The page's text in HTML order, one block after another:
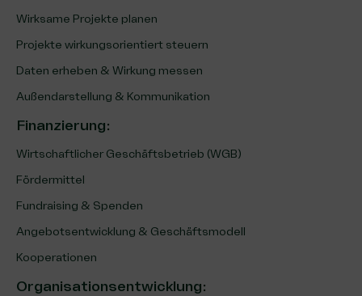
Wirksame Projekte planen
Projekte wirkungsorientiert steuern
Daten erheben & Wirkung messen
Außendarstellung & Kommunikation
Finanzierung:
Wirtschaftlicher Geschäftsbetrieb (WGB)
Fördermittel
Fundraising & Spenden
Angebotsentwicklung & Geschäftsmodell
Kooperationen
Organisationsentwicklung: